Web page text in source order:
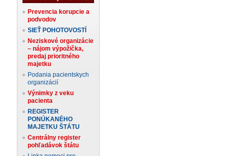
Prevencia korupcie a
podvodov
SIEŤ POHOTOVOSTÍ
Neziskové organizácie
– nájom výpožička,
predaj prioritného
majetku
Podania pacientskych
organizácií
Výnimky z veku
pacienta
REGISTER
PONÚKANÉHO
MAJETKU ŠTÁTU
Centrálny register
pohľadávok štátu